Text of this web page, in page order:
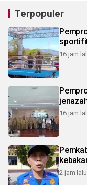
Terpopuler
16 jam
16 jam
2 jam lalu